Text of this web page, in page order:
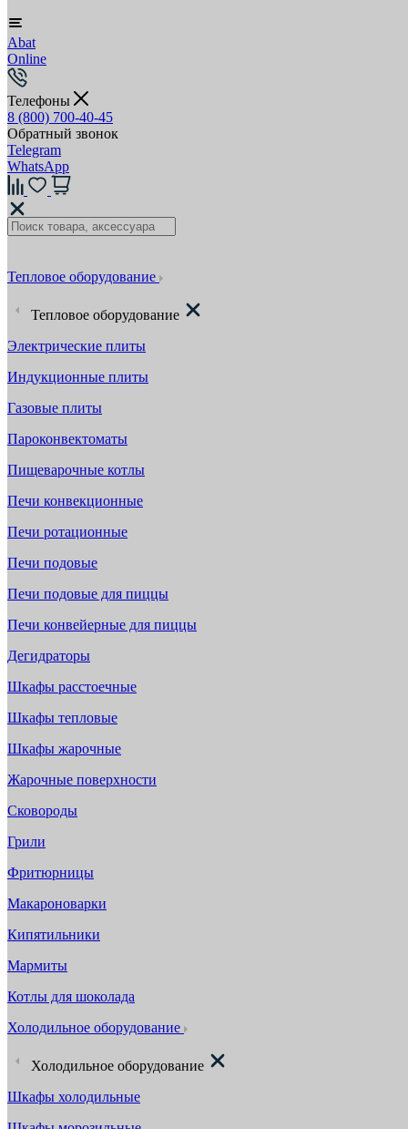
Abat
Online
Телефоны
8 (800) 700-40-45
Обратный звонок
Telegram
WhatsApp
Тепловое оборудование
Тепловое оборудование
Электрические плиты
Индукционные плиты
Газовые плиты
Пароконвектоматы
Пищеварочные котлы
Печи конвекционные
Печи ротационные
Печи подовые
Печи подовые для пиццы
Печи конвейерные для пиццы
Дегидраторы
Шкафы расстоечные
Шкафы тепловые
Шкафы жарочные
Жарочные поверхности
Сковороды
Грили
Фритюрницы
Макароноварки
Кипятильники
Мармиты
Котлы для шоколада
Холодильное оборудование
Холодильное оборудование
Шкафы холодильные